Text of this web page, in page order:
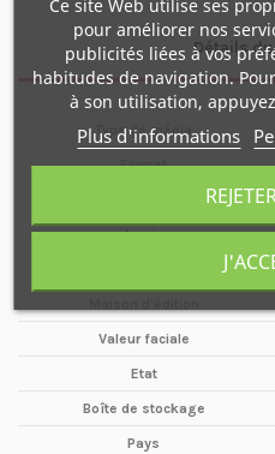
Détails
Type de média
Format
Année
Valeur faciale
Etat
Boîte de stockage
Pays
Ce site Web utilise ses
pour améliorer nos
publicités liées à vos
habitudes de navigation.
à son utilisation,
Plus d'informations